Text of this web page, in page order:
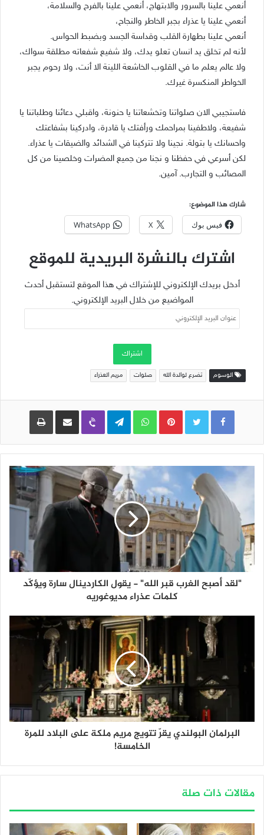
أنعمي علينا بالسرور والابتهاج، أنعمي علينا بالفرح والسلامة،
أنعمي علينا يا عذراء بجبر الخاطر والنجاح،
أنعمي علينا بطهارة القلب وقداسة الجسد وبضبط الحواس.
لأنه لم تخلق يد انسان تعلو يدك، وﻻ شفيع شفعاته مطلقة سواك،
وﻻ عالم يعلم ما في القلوب الخاشعة اللينة الا أنت، وﻻ رحوم يجبر
الخواطر المنكسرة غيرك.
فاستجيبي اﻻن صلواتنا وتخشعاتنا يا حنونة، واقبلي دعائنا وطلباتنا يا
شفيعة، ولاطفينا بمراحمك ورأفتك يا قادرة، وادركينا بشفاعتك
واحسانك يا بتولة. نجينا ولا تتركينا في الشدائد والضيقات يا عذراء.
لكن أسرعي في حفظنا و نجنا من جميع المضرات وخلصينا من كل
المصائب و التجارب. آمين.
شارك هذا الموضوع:
فيس بوك X
WhatsApp
اشترك بالنشرة البريدية للموقع
أدخل بريدك الإلكتروني للإشتراك في هذا الموقع لتستقبل أحدث
المواضيع من خلال البريد الإلكتروني.
عنوان
البريد
اشتراك
الوسوم تضرع لوالدة الله صلوات مريم العذراء
Pinterest
WhatsApp
Telegram
Viber مشاركة عبر البريد طباعة
"لقد أصبح الغرب قبر الله" - يقول الكاردينال سارة ويؤكّد
كلمات عذراء مديوغوريه
البرلمان البولندي يقرّ تتويج مريم ملكة على البلاد للمرة
الخامسة!
مقالات ذات صلة